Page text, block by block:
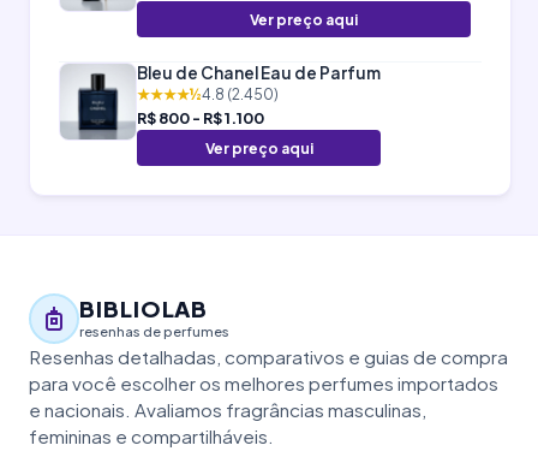
Ver preço aqui
Bleu de Chanel Eau de Parfum
★★★★½4.8 (2.450)
R$ 800 - R$ 1.100
Ver preço aqui
BIBLIOLAB
resenhas de perfumes
Resenhas detalhadas, comparativos e guias de compra
para você escolher os melhores perfumes importados
e nacionais. Avaliamos fragrâncias masculinas,
femininas e compartilháveis.